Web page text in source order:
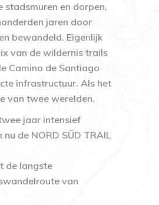
stadsmuren en dorpen,
jaren door
bewandeld. Eigenlijk
van de wildernis trails
Camino de Santiago
infrastructuur. Als het
van twee werelden.
jaar intensief
nu de NORD SÜD TRAIL
de langste
van